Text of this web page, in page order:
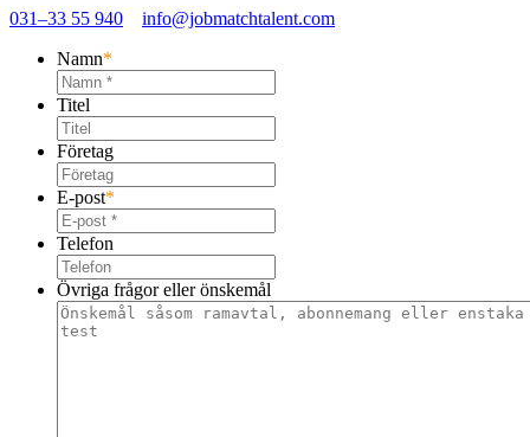
031–33 55 940
info@jobmatchtalent.com
Namn*
Titel
Företag
E-post*
Telefon
Övriga frågor eller önskemål